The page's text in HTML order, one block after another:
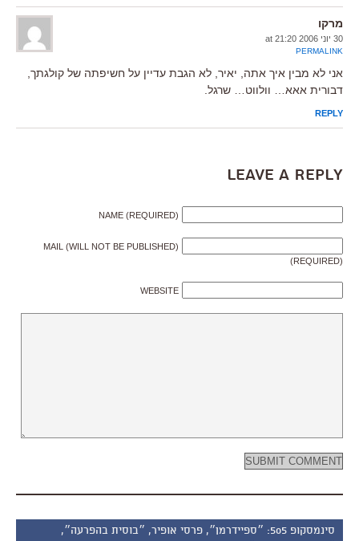
מרקו
30 יוני 2006 at 21:20
PERMALINK
אני לא מבין איך אתה, יאיר, לא הגבת עדיין על חשיפתה של קולגתך,
דבורית אאא… וולווט… שרגל.
REPLY
Leave a Reply
NAME (REQUIRED)
MAIL (WILL NOT BE PUBLISHED)
(REQUIRED)
WEBSITE
סינמסקופ 505: ״ספיידרמן״, פרסי אופיר, ״בוסית בהפרעה״,